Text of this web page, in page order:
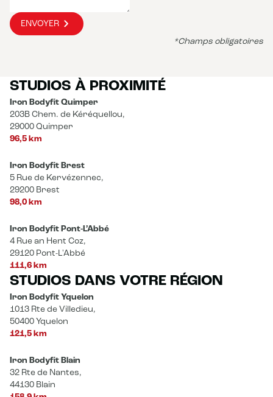
ENVOYER
*Champs obligatoires
STUDIOS À PROXIMITÉ
Iron Bodyfit Quimper
203B Chem. de Kéréquellou,
29000 Quimper
96,5 km
Iron Bodyfit Brest
5 Rue de Kervézennec,
29200 Brest
98,0 km
Iron Bodyfit Pont-L’Abbé
4 Rue an Hent Coz,
29120 Pont-L'Abbé
111,6 km
STUDIOS DANS VOTRE RÉGION
Iron Bodyfit Yquelon
1013 Rte de Villedieu,
50400 Yquelon
121,5 km
Iron Bodyfit Blain
32 Rte de Nantes,
44130 Blain